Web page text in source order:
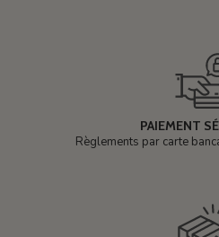
PAIEMENT
Règlements par carte